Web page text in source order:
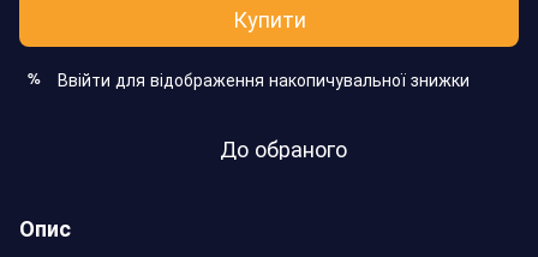
Купити
% Ввійти для відображення накопичувальної знижки
До обраного
Опис